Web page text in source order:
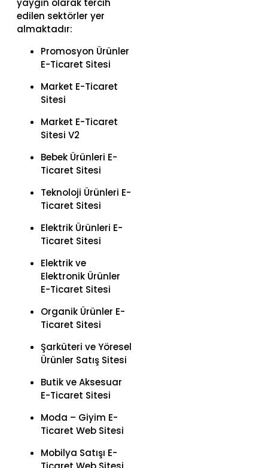
yaygın olarak tercih
edilen sektörler yer
almaktadır:
Promosyon Ürünler
E-Ticaret Sitesi
Market E-Ticaret
Sitesi
Market E-Ticaret
Sitesi V2
Bebek Ürünleri E-
Ticaret Sitesi
Teknoloji Ürünleri E-
Ticaret Sitesi
Elektrik Ürünleri E-
Ticaret Sitesi
Elektrik ve
Elektronik Ürünler
E-Ticaret Sitesi
Organik Ürünler E-
Ticaret Sitesi
Şarküteri ve Yöresel
Ürünler Satış Sitesi
Butik ve Aksesuar
E-Ticaret Sitesi
Moda – Giyim E-
Ticaret Web Sitesi
Mobilya Satışı E-